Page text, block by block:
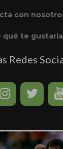
con
qué te
Redes